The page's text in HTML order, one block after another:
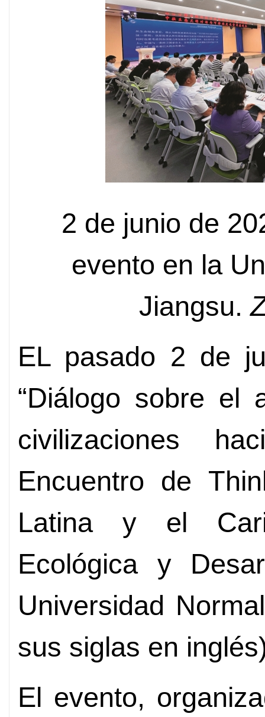
2 de junio de
evento en la
Jiangsu.
EL pasado 2 de
“Diálogo sobre el
civilizaciones
Encuentro de
Latina y el
Ecológica y
Universidad
sus siglas en
El evento,